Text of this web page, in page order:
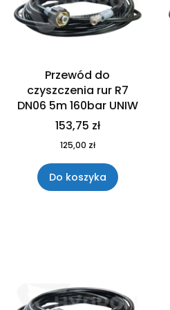
Przewód do
czyszczenia rur R7
DN06 5m 160bar UNIW
153,75 zł
125,00 zł
Do koszyka